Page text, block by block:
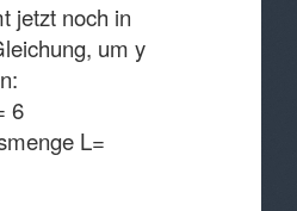
jetzt noch in
um y
6
L=